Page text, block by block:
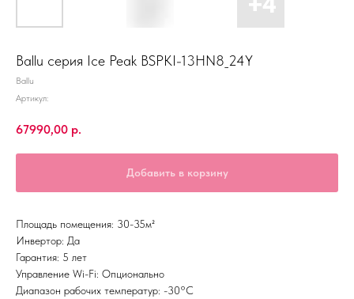
Ballu серия Ice Peak BSPKI-13HN8_24Y
Ballu
Артикул:
67990,00 р.
Добавить в корзину
Площадь помещения: 30-35м²
Инвертор: Да
Гарантия: 5 лет
Управление Wi-Fi: Опционально
Диапазон рабочих температур: -30°С